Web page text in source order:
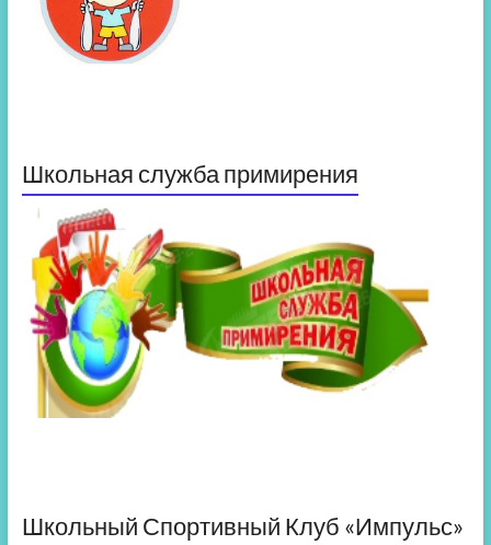
Школьная служба примирения
Школьный Спортивный Клуб «Импульс»